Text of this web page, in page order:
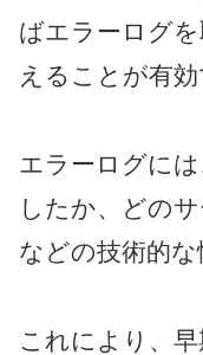
ばエラーログ
えることが有効
エラーログに
したか、どの
などの技術的な
これにより、